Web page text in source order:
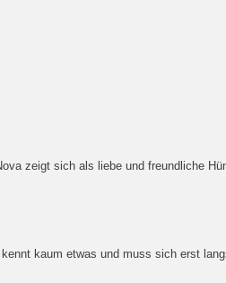
zeigt sich als liebe und freundliche
kaum etwas und muss sich erst